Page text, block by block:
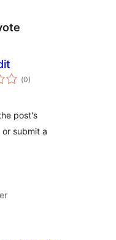
(Totalt
antal
0)
post's
submit a